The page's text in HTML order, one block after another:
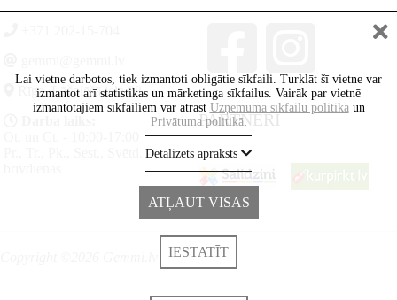
Rīga, Lāčplēšā iela 88
Pr., Tr., Pk., Sest., Svētd. -
PARTNERI
Lai vietne darbotos, tiek izmantoti obligātie sīkfaili. Turklāt šī vietne var
izmantot arī statistikas un mārketinga sīkfailus. Vairāk par vietnē
izmantotajiem sīkfailiem var atrast Uzņēmuma sīkfailu politikāun
Privātuma politikā.
Detalizēts apraksts
ATĻAUT VISAS
IESTATĪT